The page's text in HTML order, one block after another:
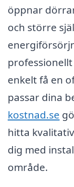
öppnar
och större
enkelt få en
passar dina
kostnad.se
hitta
dig med
område.